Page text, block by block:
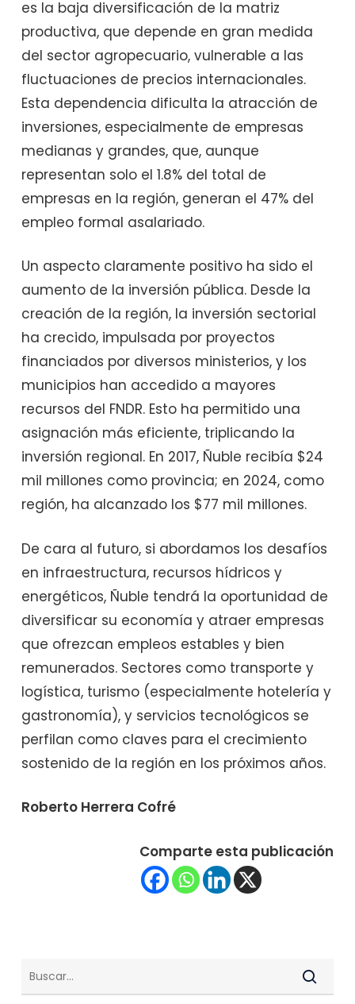
es la baja diversificación de la matriz
productiva, que depende en gran medida
del sector agropecuario, vulnerable a las
fluctuaciones de precios internacionales.
Esta dependencia dificulta la atracción de
inversiones, especialmente de empresas
medianas y grandes, que, aunque
representan solo el 1.8% del total de
empresas en la región, generan el 47% del
empleo formal asalariado.
Un aspecto claramente positivo ha sido el
aumento de la inversión pública. Desde la
creación de la región, la inversión sectorial
ha crecido, impulsada por proyectos
financiados por diversos ministerios, y los
municipios han accedido a mayores
recursos del FNDR. Esto ha permitido una
asignación más eficiente, triplicando la
inversión regional. En 2017, Ñuble recibía $24
mil millones como provincia; en 2024, como
región, ha alcanzado los $77 mil millones.
De cara al futuro, si abordamos los desafíos
en infraestructura, recursos hídricos y
energéticos, Ñuble tendrá la oportunidad de
diversificar su economía y atraer empresas
que ofrezcan empleos estables y bien
remunerados. Sectores como transporte y
logística, turismo (especialmente hotelería y
gastronomía), y servicios tecnológicos se
perfilan como claves para el crecimiento
sostenido de la región en los próximos años.
Roberto Herrera Cofré
Comparte esta publicación